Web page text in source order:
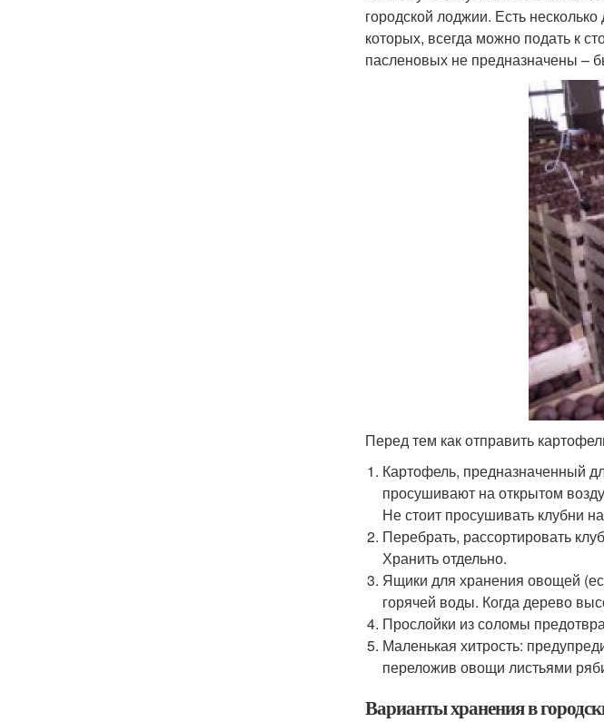
городской лоджии. Есть
которых, всегда можно подать к
пасленовых не предназначены –
Перед тем как отправить
Картофель, предназначенный
просушивают на открытом
Не стоит просушивать клубни
Перебрать, рассортировать
Хранить отдельно.
Ящики для хранения овощей
горячей воды. Когда дерево
Прослойки из соломы
Маленькая хитрость:
переложив овощи листьями
Варианты хранения в